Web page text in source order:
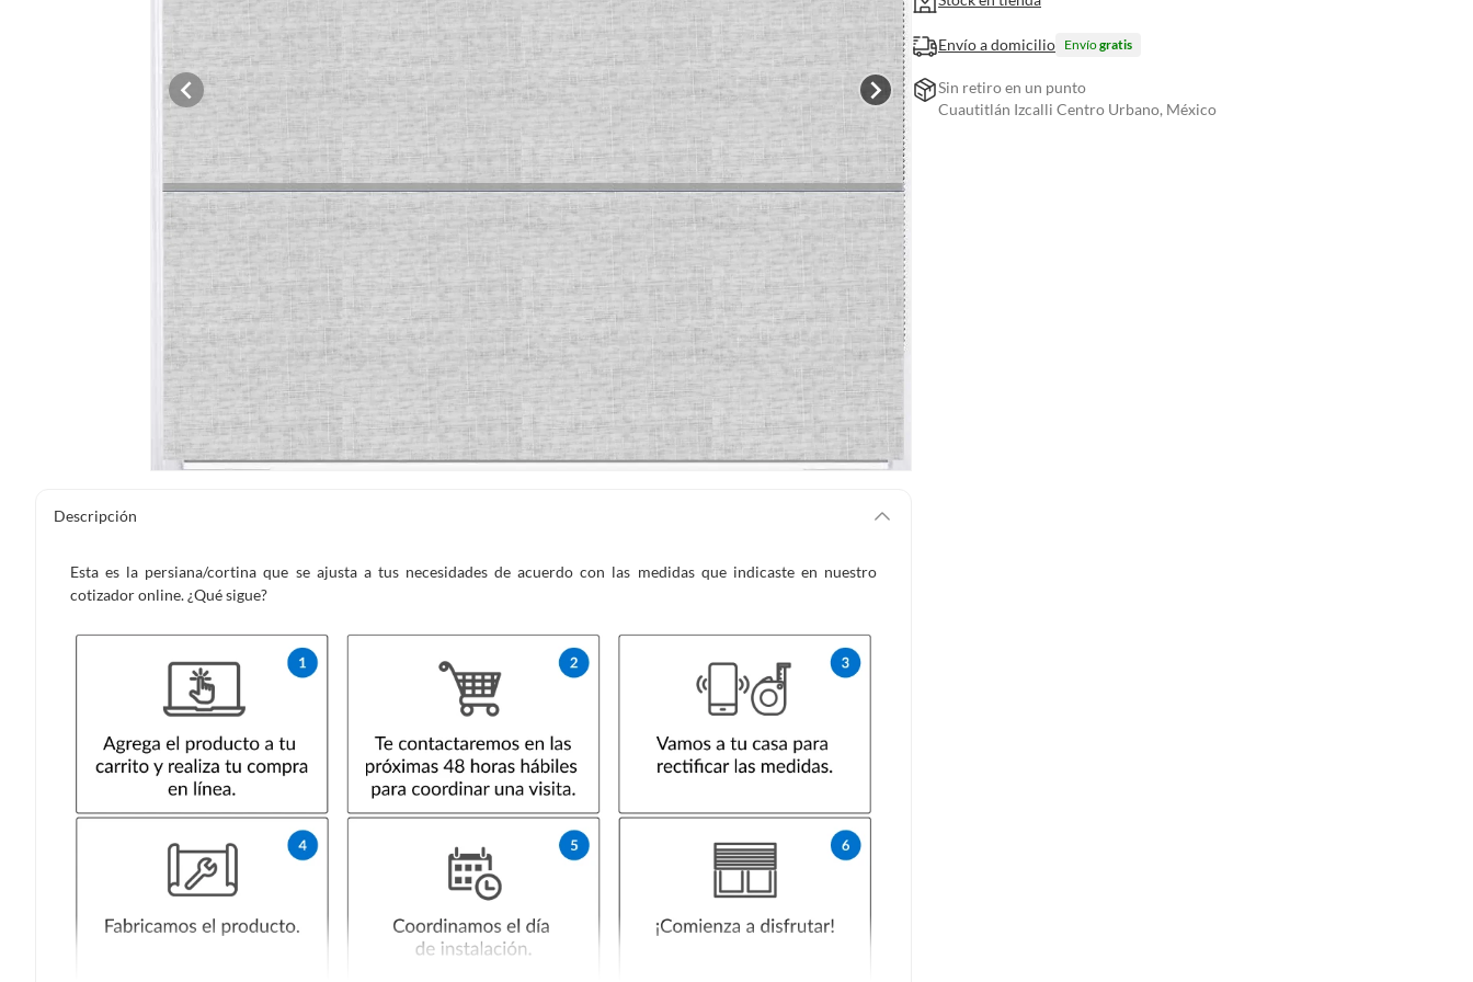
Descripción
Esta es la persiana/cortina que se ajusta a tus necesidades de acuerdo con las medidas que indicaste en nuestro
cotizador online. ¿Qué sigue?
Envío a domicilio Envíogratis
Sin retiro en un punto
Cuautitlán Izcalli Centro Urbano, México